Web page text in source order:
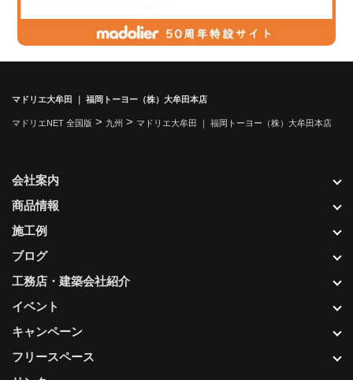
マドリエ大牟田 ｜ 福岡トーヨー（株）大牟田本店
マドリエNET 全国版 > 九州 > マドリエ大牟田 ｜ 福岡トーヨー（株）大牟田本店
会社案内
商品情報
施工例
ブログ
工務店・建築会社紹介
イベント
キャンペーン
フリースペース